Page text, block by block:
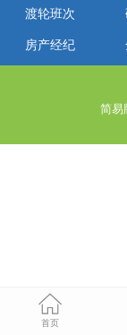
渡轮班次
房产经纪
简易
首页